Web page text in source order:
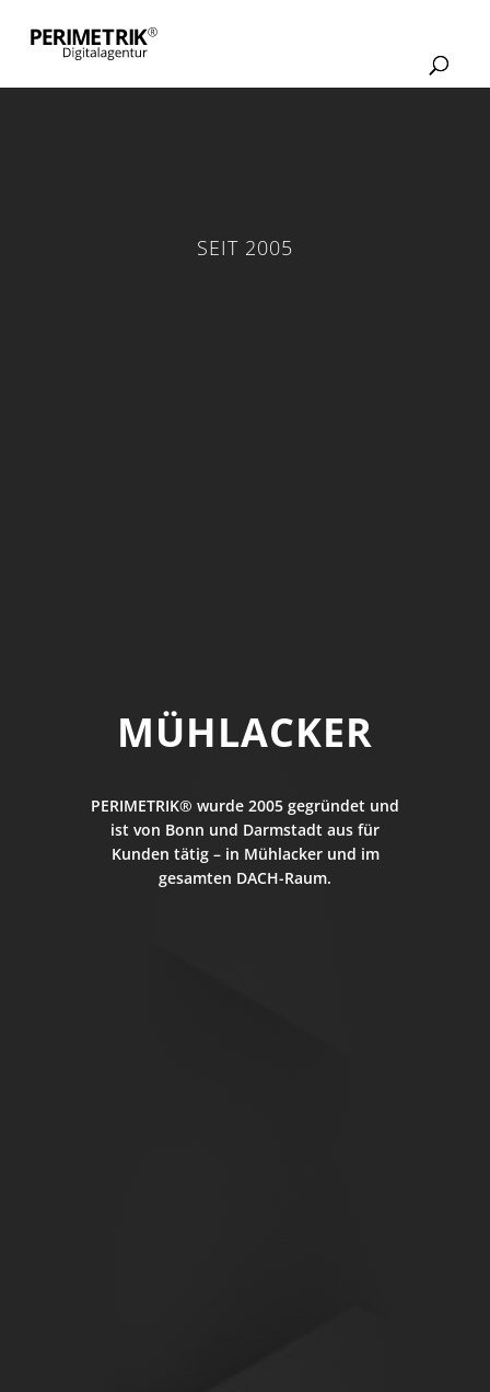
SEIT 2005
MÜHLACKER
PERIMETRIK® wurde 2005 gegründet und
ist von Bonn und Darmstadt aus für
Kunden tätig – in Mühlacker und im
gesamten DACH-Raum.